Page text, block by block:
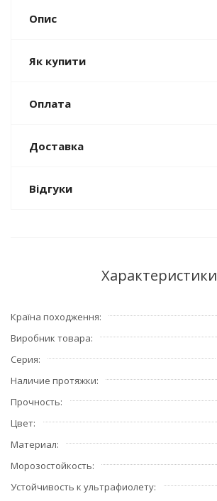
Опис
Як купити
Оплата
Доставка
Відгуки
Характеристики
Країна походження
Виробник товара
Серия
Наличие протяжки
Прочность
Цвет
Материал
Морозостойкость
Устойчивость к ультрафиолету